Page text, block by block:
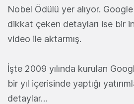
Nobel Ödülü yer alıyor.
dikkat çeken detayları ise bir
video ile aktarmış.
İşte 2009 yılında kurulan
bir yıl içerisinde yaptığı
detaylar…